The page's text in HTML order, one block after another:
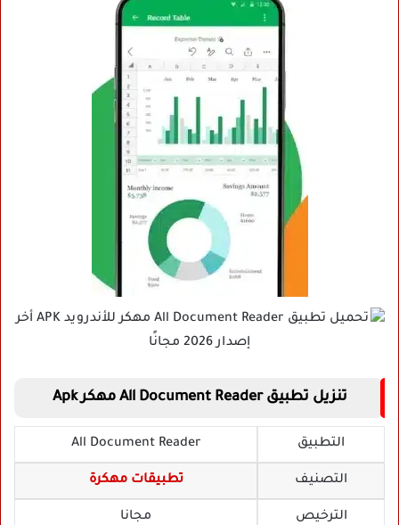
تنزيل تطبيق All Document Reader مهكر Apk
التطبيق All Document Reader
التصنيف تطبيقات مهكرة
الترخيص مجانا